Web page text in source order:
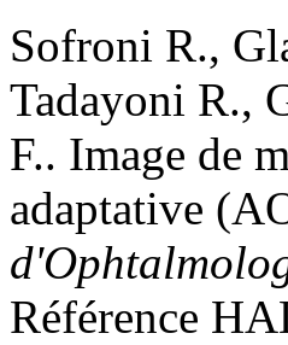
Sofroni R.,
Tadayoni R.,
F.. Image de
adaptative
Référence